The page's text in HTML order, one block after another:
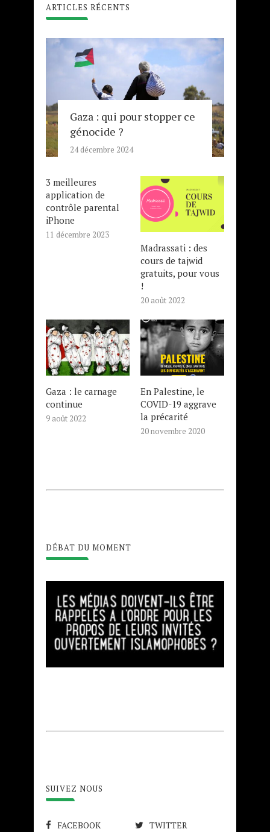
ARTICLES RÉCENTS
Gaza : qui pour stopper ce
génocide ?
24 décembre 2024
3 meilleures
application de
contrôle parental
iPhone
11 décembre 2023
Madrassati : des
cours de tajwid
gratuits, pour vous
!
20 août 2022
Gaza : le carnage
continue
9 août 2022
En Palestine, le
COVID-19 aggrave
la précarité
20 novembre 2020
DÉBAT DU MOMENT
SUIVEZ NOUS
FACEBOOK
TWITTER